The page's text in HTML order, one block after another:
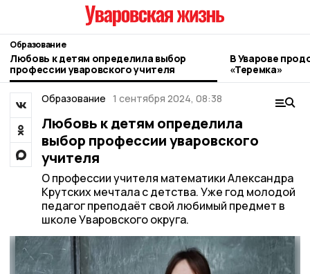
Образование
Любовь к детям определила выбор
профессии уваровского учителя
В Уварове
«Теремка»
Образование 1 сентября 2024, 08:38
Любовь к детям определила
выбор профессии уваровского
учителя
О профессии учителя математики Александра
Крутских мечтала с детства. Уже год молодой
педагог преподаёт свой любимый предмет в
школе Уваровского округа.